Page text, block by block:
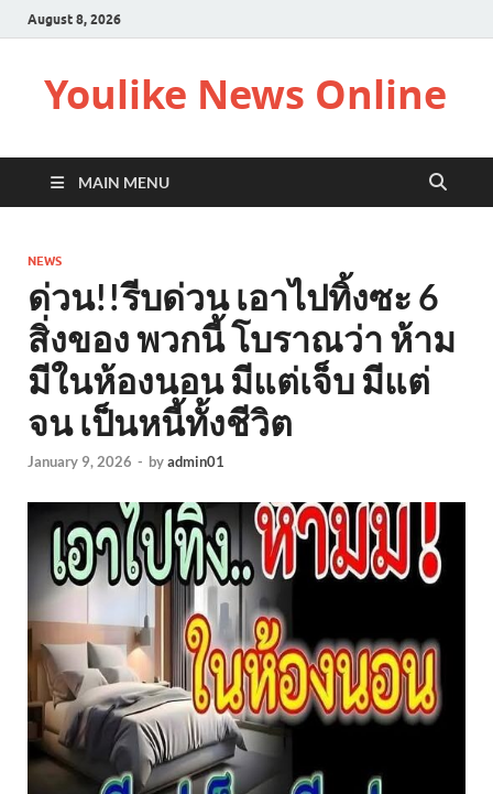
August 8, 2026
Youlike News Online
MAIN MENU
NEWS
ด่วน!!รีบด่วน เอาไปทิ้งซะ 6
สิ่งของ พวกนี้ โบราณว่า ห้าม
มีในห้องนอน มีแต่เจ็บ มีแต่
จน เป็นหนี้ทั้งชีวิต
January 9, 2026 - byadmin01